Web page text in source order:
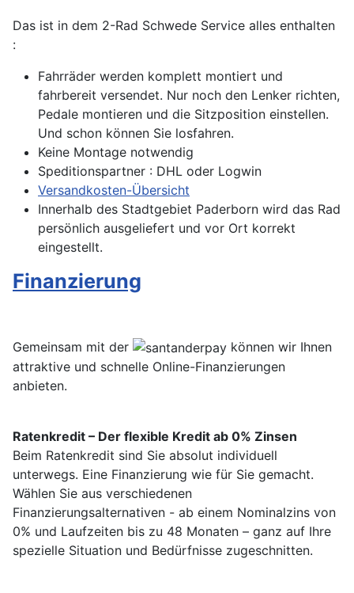
Das ist in dem 2-Rad Schwede Service alles enthalten
:
Fahrräder werden komplett montiert und
fahrbereit versendet. Nur noch den Lenker richten,
Pedale montieren und die Sitzposition einstellen.
Und schon können Sie losfahren.
Keine Montage notwendig
Speditionspartner : DHL oder Logwin
Versandkosten-Übersicht
Innerhalb des Stadtgebiet Paderborn wird das Rad
persönlich ausgeliefert und vor Ort korrekt
eingestellt.
Finanzierung
Gemeinsam mit der
können wir Ihnen
attraktive und schnelle Online-Finanzierungen
anbieten.
Ratenkredit – Der flexible Kredit ab 0% Zinsen
Beim Ratenkredit sind Sie absolut individuell
unterwegs. Eine Finanzierung wie für Sie gemacht.
Wählen Sie aus verschiedenen
Finanzierungsalternativen - ab einem Nominalzins von
0% und Laufzeiten bis zu 48 Monaten – ganz auf Ihre
spezielle Situation und Bedürfnisse zugeschnitten.